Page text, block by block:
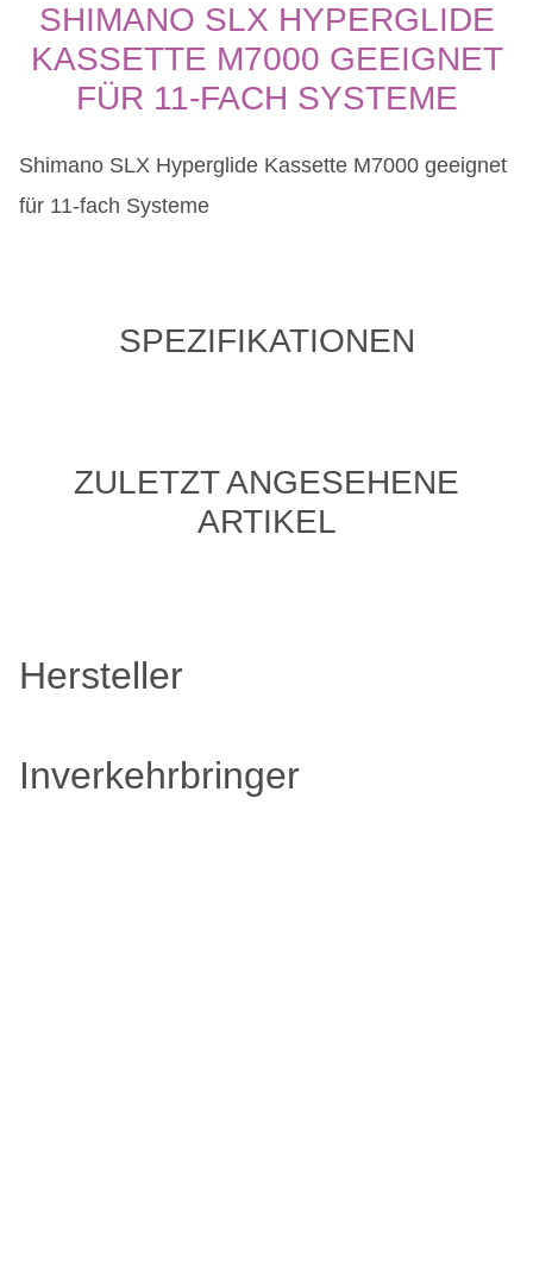
SHIMANO SLX HYPERGLIDE
KASSETTE M7000 GEEIGNET
FÜR 11-FACH SYSTEME
Shimano SLX Hyperglide Kassette M7000 geeignet
für 11-fach Systeme
SPEZIFIKATIONEN
ZULETZT ANGESEHENE
ARTIKEL
Hersteller
Inverkehrbringer